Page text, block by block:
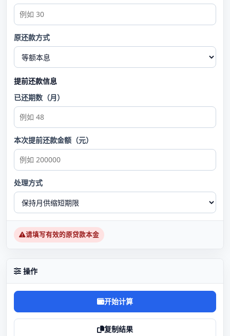
原还款方式
提前还款信息
已还期数（月）
本次提前还款金额（元）
处理方式
请填写有效的原贷款本金
操作
开始计算
复制结果